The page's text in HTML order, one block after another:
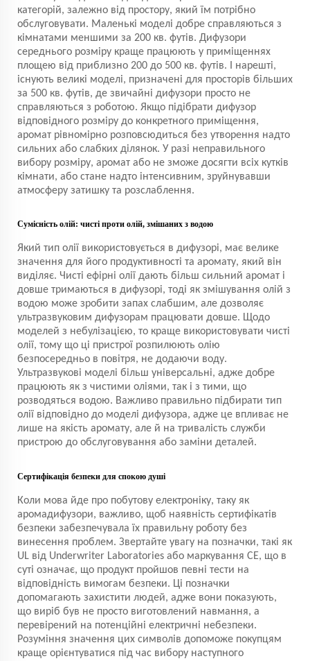
категорій, залежно від простору, який їм потрібно
обслуговувати. Маленькі моделі добре справляються з
кімнатами меншими за 200 кв. футів. Дифузори
середнього розміру краще працюють у приміщеннях
площею від приблизно 200 до 500 кв. футів. І нарешті,
існують великі моделі, призначені для просторів більших
за 500 кв. футів, де звичайні дифузори просто не
справляються з роботою. Якщо підібрати дифузор
відповідного розміру до конкретного приміщення,
аромат рівномірно розповсюдиться без утворення надто
сильних або слабких ділянок. У разі неправильного
вибору розміру, аромат або не зможе досягти всіх кутків
кімнати, або стане надто інтенсивним, зруйнувавши
атмосферу затишку та розслаблення.
Сумісність олій: чисті проти олій, змішаних з водою
Який тип олії використовується в дифузорі, має велике
значення для його продуктивності та аромату, який він
виділяє. Чисті ефірні олії дають більш сильний аромат і
довше тримаються в дифузорі, тоді як змішування олій з
водою може зробити запах слабшим, але дозволяє
ультразвуковим дифузорам працювати довше. Щодо
моделей з небулізацією, то краще використовувати чисті
олії, тому що ці пристрої розпилюють олію
безпосередньо в повітря, не додаючи воду.
Ультразвукові моделі більш універсальні, адже добре
працюють як з чистими оліями, так і з тими, що
розводяться водою. Важливо правильно підбирати тип
олії відповідно до моделі дифузора, адже це впливає не
лише на якість аромату, але й на тривалість служби
пристрою до обслуговування або заміни деталей.
Сертифікація безпеки для спокою душі
Коли мова йде про побутову електроніку, таку як
аромадифузори, важливо, щоб наявність сертифікатів
безпеки забезпечувала їх правильну роботу без
винесення проблем. Звертайте увагу на позначки, такі як
UL від Underwriter Laboratories або маркування CE, що в
суті означає, що продукт пройшов певні тести на
відповідність вимогам безпеки. Ці позначки
допомагають захистити людей, адже вони показують,
що виріб був не просто виготовлений навмання, а
перевірений на потенційні електричні небезпеки.
Розуміння значення цих символів допоможе покупцям
краще орієнтуватися під час вибору наступного